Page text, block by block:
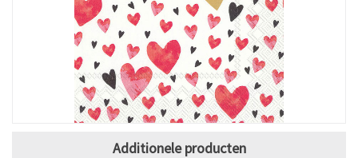
Additionele producten